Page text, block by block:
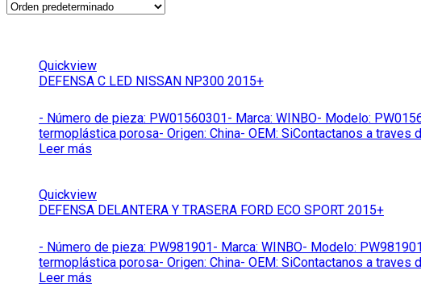
Quickview
DEFENSA C LED NISSAN NP300 2015+
- Número de pieza: PW01560301- Marca: WINBO- Modelo:
termoplástica porosa- Origen: China- OEM: SiContactanos a
Leer más
Quickview
DEFENSA DELANTERA Y TRASERA FORD ECO SPORT 2015+
- Número de pieza: PW981901- Marca: WINBO- Modelo:
termoplástica porosa- Origen: China- OEM: SiContactanos a
Leer más